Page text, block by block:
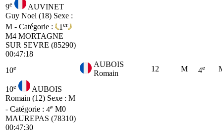
9e
AUVINET
Guy Noel (18) Sexe :
M - Catégorie :
1 er
M4 MORTAGNE
SUR SEVRE (85290)
00:47:18
10e
AUBOIS
Romain
12 M 4e
10e
AUBOIS
Romain (12) Sexe : M
- Catégorie : 4e M0
MAUREPAS (78310)
00:47:30